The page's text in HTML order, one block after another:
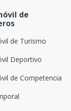
de
de Turismo
Deportivo
de Competencia